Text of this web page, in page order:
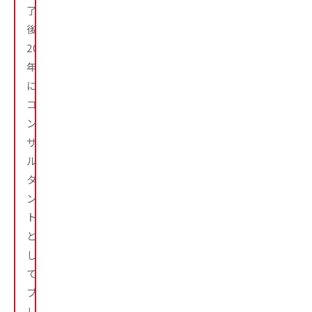
了
後、
2025
年
に
コ
ン
サ
ル
タ
ン
ト
と
し
て
ブ